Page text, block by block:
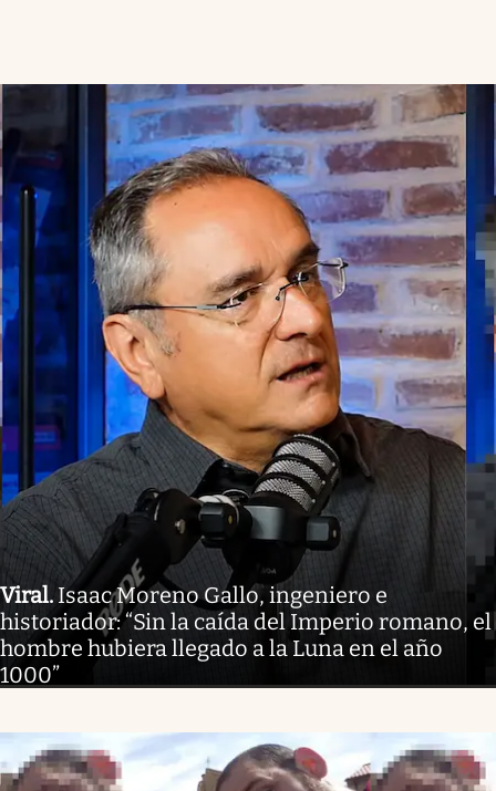
Viral. Isaac Moreno Gallo, ingeniero e
historiador: “Sin la caída del Imperio romano, el
hombre hubiera llegado a la Luna en el año
1000”